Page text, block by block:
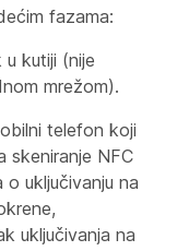
fazama:
kutiji (nije
mrežom).
telefon koji
skeniranje NFC
uključivanju na
uključivanja na